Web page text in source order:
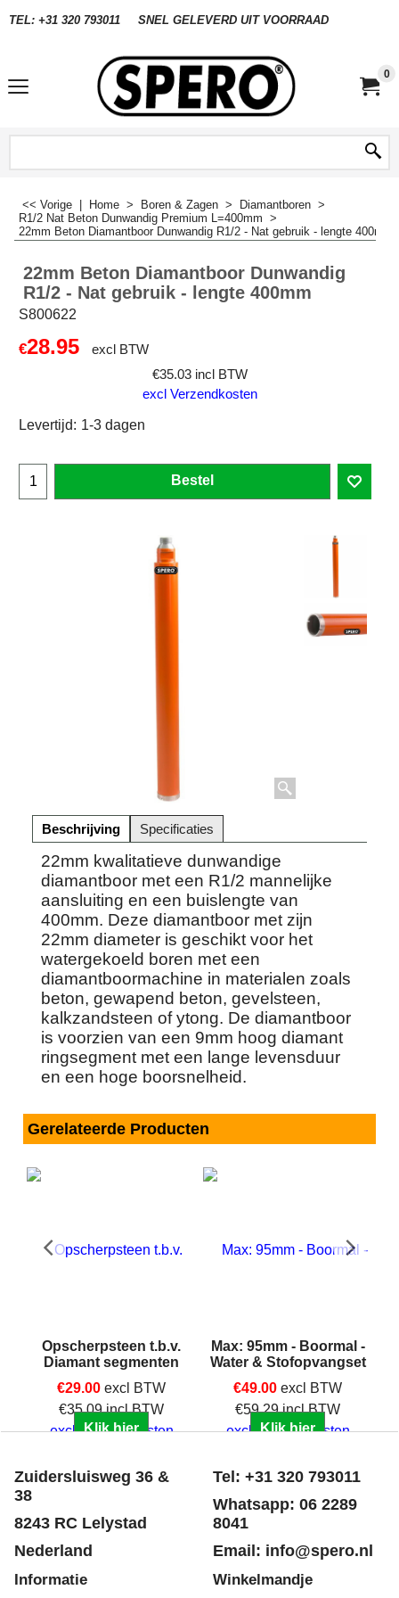
TEL: +31 320 793011 SNEL GELEVERD UIT VOORRAAD
0
<< Vorige Home > Boren & Zagen > Diamantboren >
R1/2 Nat Beton Dunwandig Premium L=400mm >
22mm Beton Diamantboor Dunwandig R1/2 - Nat gebruik - lengte 400mm
22mm Beton Diamantboor Dunwandig
R1/2 - Nat gebruik - lengte 400mm
S800622
€28.95
excl BTW
€35.03 incl BTW
excl Verzendkosten
Levertijd: 1-3 dagen
Bestel
Beschrijving Specificaties
22mm kwalitatieve dunwandige
diamantboor met een R1/2 mannelijke
aansluiting en een buislengte van
400mm. Deze diamantboor met zijn
22mm diameter is geschikt voor het
watergekoeld boren met een
diamantboormachine in materialen zoals
beton, gewapend beton, gevelsteen,
kalkzandsteen of ytong. De diamantboor
is voorzien van een 9mm hoog diamant
ringsegment met een lange levensduur
en een hoge boorsnelheid.
Gerelateerde Producten
Opscherpsteen t.b.v.
Diamant segmenten
€29.00 excl BTW
€35.09 incl BTW
excl Verzendkosten
Klik hier
Max: 95mm - Boormal -
Water & Stofopvangset
€49.00 excl BTW
€59.29 incl BTW
excl Verzendkosten
Klik hier
Zuidersluisweg 36 &
38
8243 RC Lelystad
Nederland
Informatie
Tel: +31 320 793011
Whatsapp: 06 2289
8041
Email: info@spero.nl
Winkelmandje